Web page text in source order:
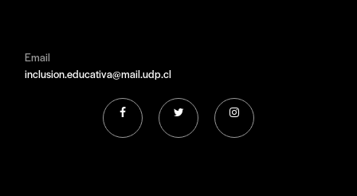
Email
inclusion.educativa@mail.udp.cl